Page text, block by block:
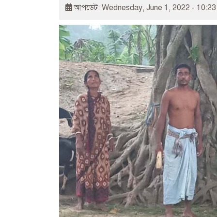
আপডেট: Wednesday, June 1, 2022 -